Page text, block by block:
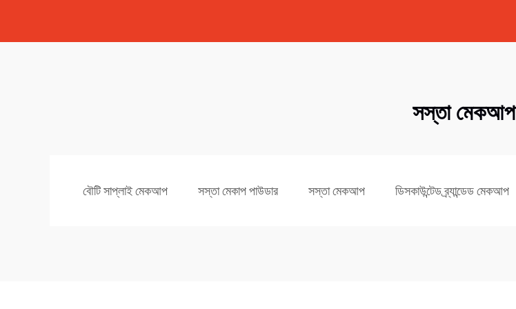
সস্তা মেকআপ
বৌটি সাপ্লাই মেকআপ সস্তা মেকাপ পাউডার সস্তা মেকআপ ডিসকাউন্টেড ব্র্যান্ডেড মেকআপ